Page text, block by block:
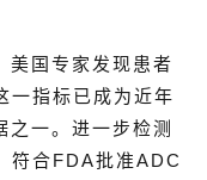
美国专家发现患者
一指标已成为近年
一。进一步检测
符合FDA批准ADC